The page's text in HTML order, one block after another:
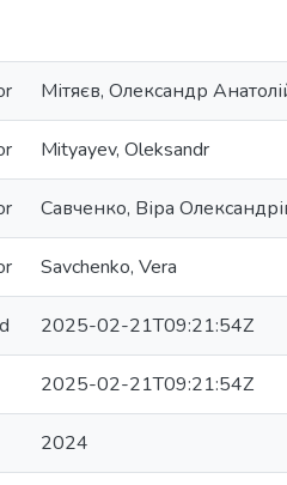
Мітяєв, Олександр
Mityayev, Oleksandr
Савченко, Віра
Savchenko, Vera
2025-02-21T09:21:54Z
2025-02-21T09:21:54Z
2024